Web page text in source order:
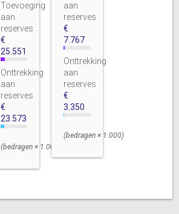
Toevoeging
aan
reserves
€
25.551
Onttrekking
aan
reserves
€
23.573
(bedragen × 1.000)
aan
reserves
€
7.767
Onttrekking
aan
reserves
€
3.350
(bedragen × 1.000)